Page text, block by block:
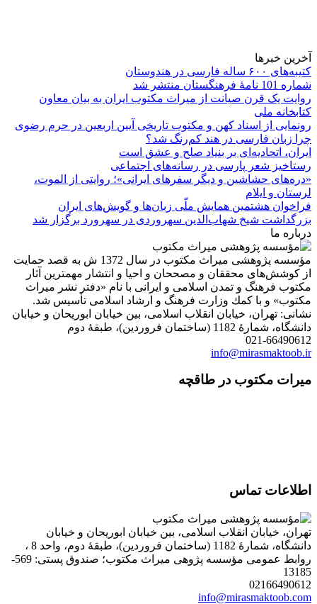
آخرین خبرها
کتیبه‌های ۶۰۰ ساله فارسی در هندوستان
شماره 101 نامۀ فرهنگستان منتشر شد
روایت یک قرن صیانت از میراث مکتوب ایران به بیان معاون
کتابخانه ملی
رونمایی از اسناد کهن و مکتوب تاریخی آیین اربعین در حرم رضوی
چرا زبان فارسی در هند کم‌رنگ شد؟
ایران، اتحادیه‌ای بر بنیاد صلح و عشق است
رستاخیز شعر پارسی در رسانه‌های اجتماعی
«دره‌های حشاشین و دیگر سفرهای ایرانی»؛ روایتی از الموت،
لرستان و ایلام
فراخوان هشتمین همایش ملّی زبان‌ها و گویش‌های ایران
بزرگداشت شیخ شهاب‌الدین سهروردی در سهرورد برگزار شد
درباره ما
مؤسسه پژوهشی میراث مكتوب در سال 1372 ش به قصد حمایت
از كوشش‌های محققان و مصححان و احیا و انتشار مهمترین آثار
مكتوب فرهنگ و تمدن اسلامی و ایرانی با نام «دفتر نشر میراث
مكتوب» و با كمك وزارت فرهنگ و ارشاد اسلامی تأسیس شد.
نشانی: تهران، خیابان انقلاب اسلامی، بین خیابان ابوریحان و خیابان
دانشگاه، شمارۀ 1182 (ساختمان فروردین)، طبقۀ دوم
021-66490612
info@mirasmaktoob.ir
میرات مکتوب در طاقچه
اطلاعات تماس
تهران، خیابان انقلاب اسلامی، بین خیابان ابوریحان و خیابان
دانشگاه، شمارۀ 1182 (ساختمان فروردین)، طبقۀ دوم، واحد 8 ،
روابط عمومی مؤسسه پژوهی میراث مکتوب؛ صندوق پستی: 569-
13185
02166490612
info@mirasmaktoob.com